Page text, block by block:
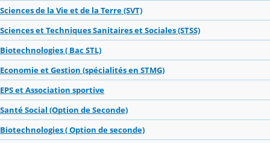
Sciences de la Vie et de la Terre (SVT)
Sciences et Techniques Sanitaires et Sociales (STSS)
Biotechnologies ( Bac STL)
Economie et Gestion (spécialités en STMG)
EPS et Association sportive
Santé Social (Option de Seconde)
Biotechnologies ( Option de seconde)